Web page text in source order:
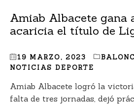
Amiab Albacete gana
acaricia el título de
19 MARZO, 2023
NOTICIAS DEPORTE
Amiab Albacete logró la
falta de tres jornadas, dejó